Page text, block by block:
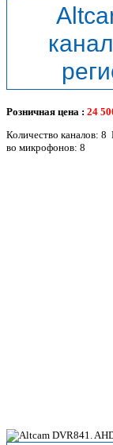
Розничная цена : 24
Количество
во микрофонов: 8